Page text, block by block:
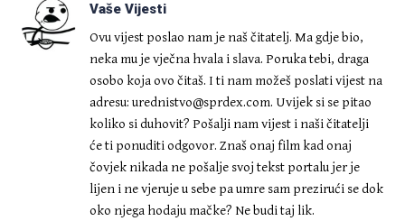
Vaše Vijesti
Ovu vijest poslao nam je naš čitatelj. Ma gdje bio,
neka mu je vječna hvala i slava. Poruka tebi, draga
osobo koja ovo čitaš. I ti nam možeš poslati vijest na
adresu: urednistvo@sprdex.com. Uvijek si se pitao
koliko si duhovit? Pošalji nam vijest i naši čitatelji
će ti ponuditi odgovor. Znaš onaj film kad onaj
čovjek nikada ne pošalje svoj tekst portalu jer je
lijen i ne vjeruje u sebe pa umre sam prezirući se dok
oko njega hodaju mačke? Ne budi taj lik.